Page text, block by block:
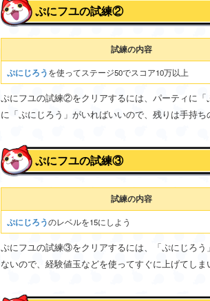
ぷにフユの試練②
試練の内容
ぷにじろうを使ってステージ50でスコア10万以上
ぷにフユの試練②をクリアするには、パーティに
に「ぷにじろう」がいればいいので、残りは手持ち
ぷにフユの試練③
試練の内容
ぷにじろうのレベルを15にしよう
ぷにフユの試練③をクリアするには、「ぷにじろう
ないので、経験値玉などを使ってすぐに上げてしま